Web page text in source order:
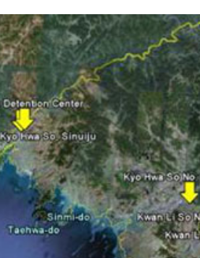
Mondiali calcio 2026